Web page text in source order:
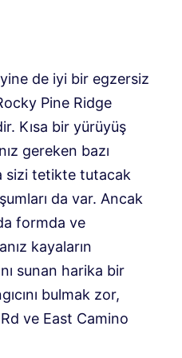
yine de iyi bir egzersiz
Pine Ridge
Kısa bir yürüyüş
gereken bazı
sizi tetikte tutacak
da var. Ancak
formda ve
kayaların
sunan harika bir
bulmak zor,
ve East Camino